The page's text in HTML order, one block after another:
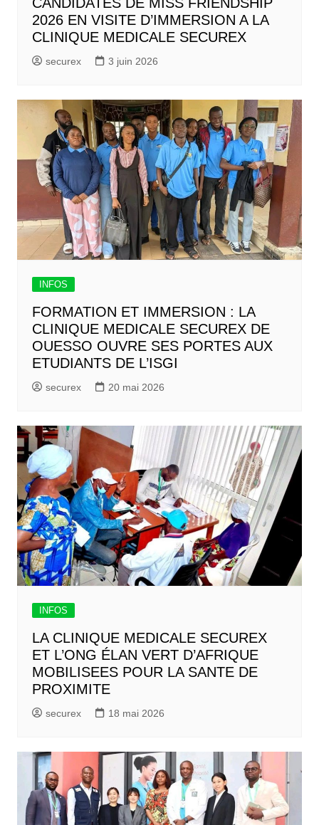
CANDIDATES DE MISS FRIENDSHIP
2026 EN VISITE D’IMMERSION A LA
CLINIQUE MEDICALE SECUREX
securex 3 juin 2026
INFOS
FORMATION ET IMMERSION : LA
CLINIQUE MEDICALE SECUREX DE
OUESSO OUVRE SES PORTES AUX
ETUDIANTS DE L’ISGI
securex 20 mai 2026
INFOS
LA CLINIQUE MEDICALE SECUREX
ET L’ONG ÉLAN VERT D’AFRIQUE
MOBILISEES POUR LA SANTE DE
PROXIMITE
securex 18 mai 2026